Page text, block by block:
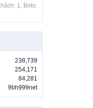
1, Bots:
238,739
254,171
84,281
9bh999net